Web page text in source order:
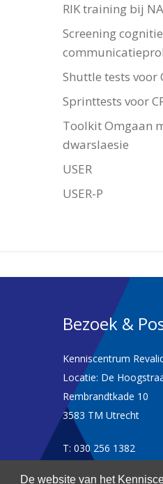
De website van het
RIK training bij
Screening
Shuttle tests voor
Sprinttests voor
Toolkit Omgaan
dwarslaesie
USER
USER-P
Bezoek &
Kenniscentrum
Locatie: De
Rembrandtkade 10
3583 TM Utrecht
T: 030 256 1382